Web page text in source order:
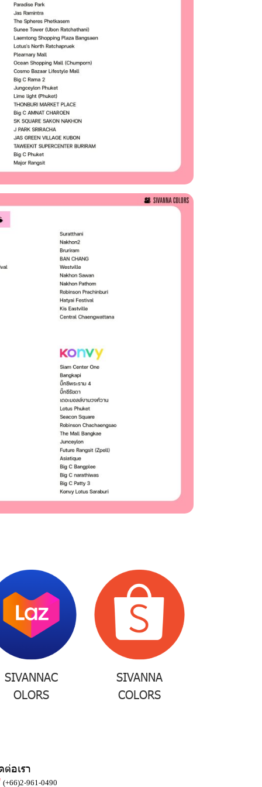
SIVANNAC
OLORS
SIVANNA
COLORS
ต่อเรา
(+66)2-961-0490